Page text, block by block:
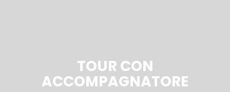
TOUR CON
ACCOMPAGNATORE